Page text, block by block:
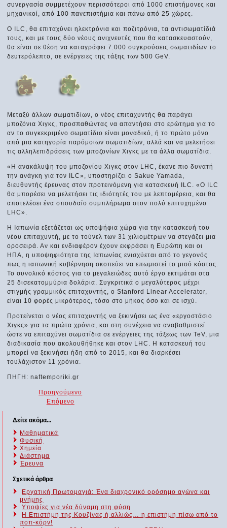
συνεργασία συμμετέχουν περισσότεροι από 1000 επιστήμονες και
μηχανικοί, από 100 πανεπιστήμια και πάνω από 25 χώρες.
O ILC, θα επιταχύνει ηλεκτρόνια και ποζιτρόνια, τα αντισωματίδιά
τους, και με τους δύο νέους ανιχνευτές που θα κατασκευαστούν,
θα είναι σε θέση να καταγράφει 7.000 συγκρούσεις σωματιδίων το
δευτερόλεπτο, σε ενέργειες της τάξης των 500 GeV.
Μεταξύ άλλων σωματιδίων, ο νέος επιταχυντής θα παράγει
μποζόνια Χιγκς, προσπαθώντας να απαντήσει στο ερώτημα για το
αν το συγκεκριμένο σωματίδιο είναι μοναδικό, ή το πρώτο μόνο
από μια κατηγορία παρόμοιων σωματιδίων, αλλά και να μελετήσει
τις αλληλεπιδράσεις των μποζονίων Χιγκς με τα άλλα σωματίδια.
«Η ανακάλυψη του μποζονίου Χιγκς στον LHC, έκανε πιο δυνατή
την ανάγκη για τον ILC», υποστηρίζει ο Sakue Yamada,
διευθυντής έρευνας στον προτεινόμενη για κατασκευή ILC. «Ο ILC
θα μπορέσει να μελετήσει τις ιδιότητές του με λεπτομέρεια, και θα
αποτελέσει ένα σπουδαίο συμπλήρωμα στον πολύ επιτυχημένο
LHC».
Η Ιαπωνία εξετάζεται ως υποψήφια χώρα για την κατασκευή του
νέου επιταχυντή, με το τούνελ των 31 χιλιομέτρων να στεγάζει μια
οροσειρά. Αν και ενδιαφέρον έχουν εκφράσει η Ευρώπη και οι
ΗΠΑ, η υποψηφιότητα της Ιαπωνίας ενισχύεται από το γεγονός
πως η ιαπωνική κυβέρνηση σκοπεύει να επωμιστεί το μισό κόστος.
Το συνολικό κόστος για το μεγαλειώδες αυτό έργο εκτιμάται στα
25 δισεκατομμύρια δολάρια. Συγκριτικά ο μεγαλύτερος μέχρι
στιγμής γραμμικός επιταχυντής, ο Stanford Linear Accelerator,
είναι 10 φορές μικρότερος, τόσο στο μήκος όσο και σε ισχύ.
Προτείνεται ο νέος επιταχυντής να ξεκινήσει ως ένα «εργοστάσιο
Χιγκς» για τα πρώτα χρόνια, και στη συνέχεια να αναβαθμιστεί
ώστε να επιταχύνει σωματίδια σε ενέργειες της τάξεως των TeV, μια
διαδικασία που ακολουθήθηκε και στον LHC. Η κατασκευή του
μπορεί να ξεκινήσει ήδη από το 2015, και θα διαρκέσει
τουλάχιστον 11 χρόνια.
ΠΗΓΗ: naftemporiki.gr
Προηγούμενο
Επόμενο
Δείτε ακόμα...
Μαθηματικά
Φυσική
Χημεία
Διάστημα
Έρευνα
Σχετικά άρθρα
Εργατική Πρωτομαγιά: Ένα διαχρονικό ορόσημο αγώνα και
μνήμης
Υποψίες για νέα δύναμη στη φύση
Η Επιστήμη της Κουζίνας ή αλλιώς… η επιστήμη πίσω από το
ποπ-κόρν!